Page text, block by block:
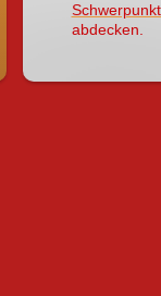
abdecken.